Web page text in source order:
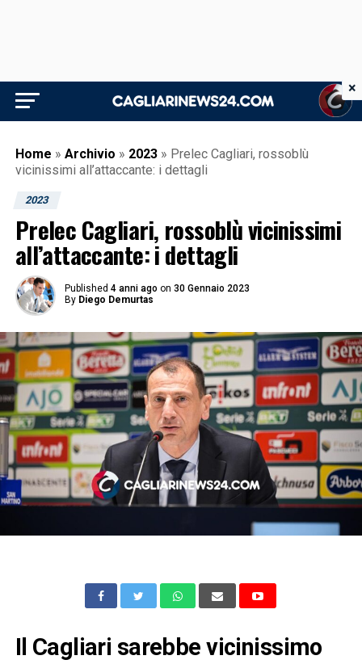
Home » Archivio » 2023 » Prelec Cagliari, rossoblù
vicinissimi all’attaccante: i dettagli
2023
Prelec Cagliari, rossoblù vicinissimi
all’attaccante: i dettagli
Published 4 anni ago on 30 Gennaio 2023
By Diego Demurtas
Il Cagliari sarebbe vicinissimo
×